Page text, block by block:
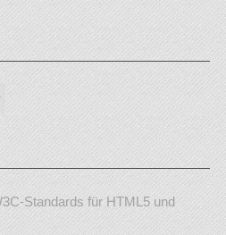
Standards für HTML5 und